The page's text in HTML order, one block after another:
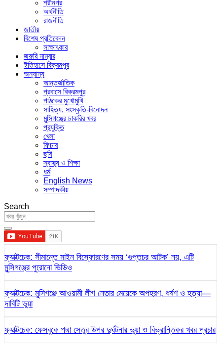
শ্রীনগর
অর্থনীতি
রাজনীতি
জাতীয়
বিশেষ প্রতিবেদন
সাক্ষাৎকার
জরুরি নাম্বার
ইতিহাসে বিক্রমপুর
অন্যান্য
আন্তর্জাতিক
প্রবাসে বিক্রমপুর
পাঠকের মুখোমুখি
সাহিত্য, সংস্কৃতি-বিনোদন
মুন্সিগঞ্জের চাকরির খবর
প্রযুক্তি
খেলা
ফিচার
ছবি
স্বাস্থ্য ও শিক্ষা
ধর্ম
English News
সম্পাদকীয়
Search
ফ্যাক্টচেক: সীমান্তে মাইন বিস্ফোরণের সময় ‘গুপ্তচর আটক’ নয়, এটি
মুন্সিগঞ্জের পুরোনো ভিডিও
ফ্যাক্টচেক: মুন্সিগঞ্জে আওয়ামী লীগ নেতার মেয়েকে অপহরণ, ধর্ষণ ও হত্যা—
দাবিটি ভুয়া
ফ্যাক্টচেক: ফেসবুকে পদ্মা সেতুর উপর দুর্ঘটনার ভুয়া ও বিভ্রান্তিকর খবর প্রচার